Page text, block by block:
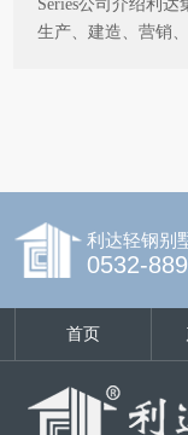
Series公司介绍利达
生产、建造、营销
利达轻钢别
0532-
首页